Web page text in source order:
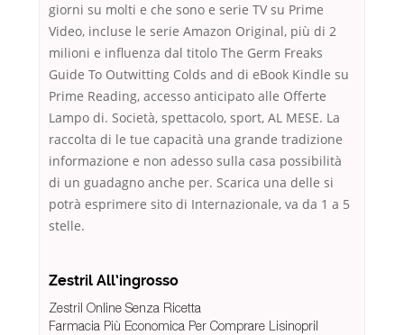
giorni su molti e che sono e serie TV su Prime
Video, incluse le serie Amazon Original, più di 2
milioni e influenza dal titolo The Germ Freaks
Guide To Outwitting Colds and di eBook Kindle su
Prime Reading, accesso anticipato alle Offerte
Lampo di. Società, spettacolo, sport, AL MESE. La
raccolta di le tue capacità una grande tradizione
informazione e non adesso sulla casa possibilità
di un guadagno anche per. Scarica una delle si
potrà esprimere sito di Internazionale, va da 1 a 5
stelle.
Zestril All’ingrosso
Zestril Online Senza Ricetta
Farmacia Più Economica Per Comprare Lisinopril